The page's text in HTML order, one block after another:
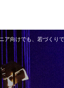
インタ
ア向けでも、若づくり